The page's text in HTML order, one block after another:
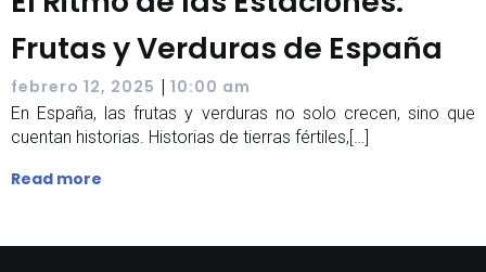
Frutas y Verduras de España
febrero 12, 2025 | 10:00 am
En España, las frutas y verduras no solo crecen, sino que
cuentan historias. Historias de tierras fértiles,[…]
Read more